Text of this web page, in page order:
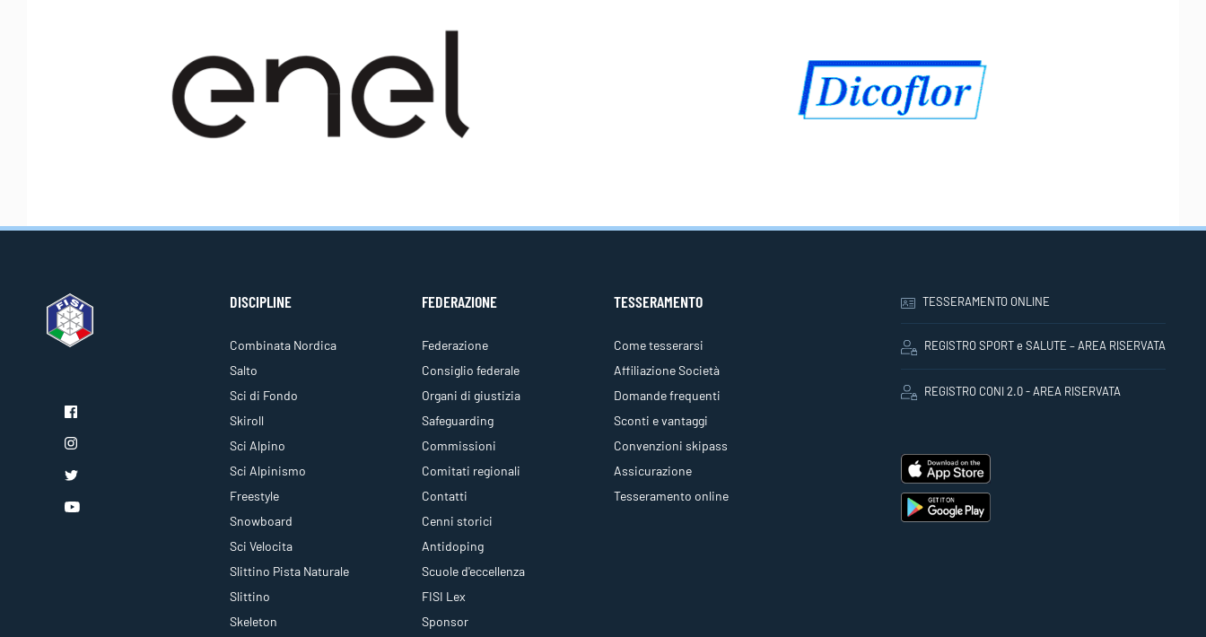
DISCIPLINE
Combinata Nordica
Salto
Sci di Fondo
Skiroll
Sci Alpino
Sci Alpinismo
Freestyle
Snowboard
Sci Velocita
Slittino Pista Naturale
Slittino
Skeleton
FEDERAZIONE
Federazione
Consiglio federale
Organi di giustizia
Safeguarding
Commissioni
Comitati regionali
Contatti
Cenni storici
Antidoping
Scuole d'eccellenza
FISI Lex
Sponsor
TESSERAMENTO
Come tesserarsi
Affiliazione Società
Domande frequenti
Sconti e vantaggi
Convenzioni skipass
Assicurazione
Tesseramento online
TESSERAMENTO ONLINE
REGISTRO SPORT e SALUTE – AREA RISERVATA
REGISTRO CONI 2.0 - AREA RISERVATA